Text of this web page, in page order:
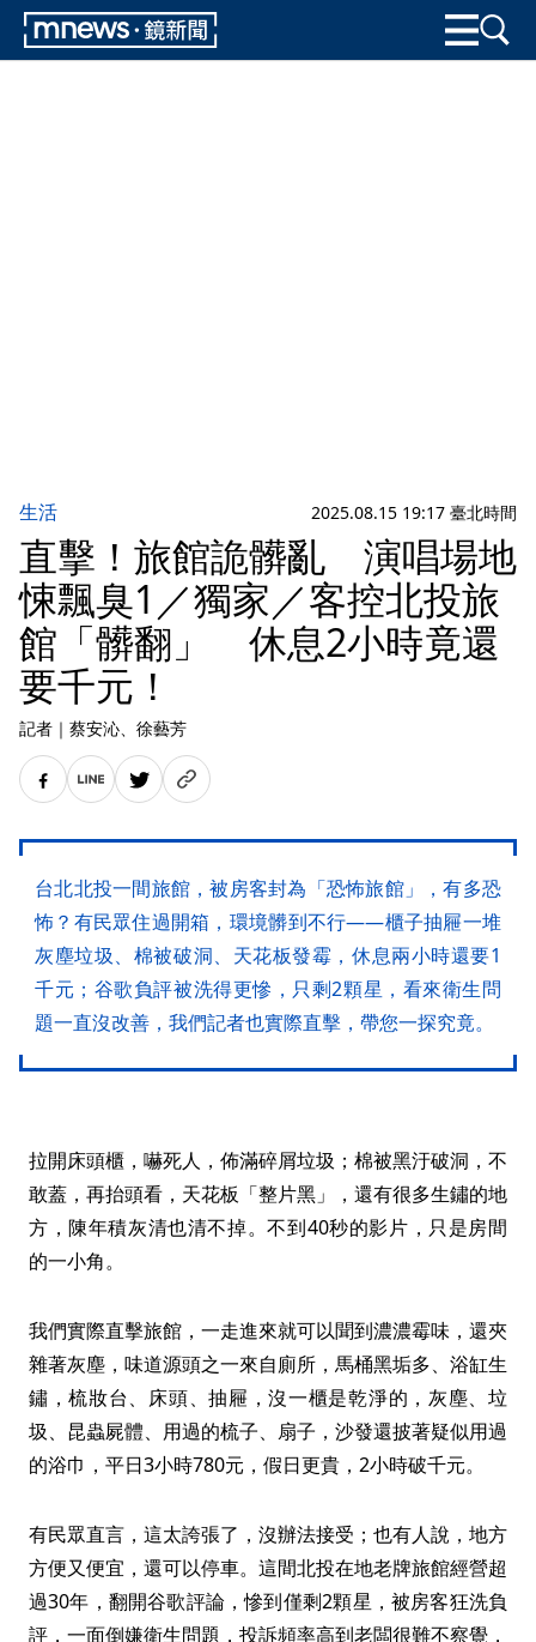
生活 2025.08.15 19:17 臺北時間
直擊！旅館詭髒亂 演唱場地
悚飄臭1／獨家／客控北投旅
館「髒翻」 休息2小時竟還
要千元！
記者 ｜ 蔡安沁、徐藝芳
台北北投一間旅館，被房客封為「恐怖旅館」，有多恐
怖？有民眾住過開箱，環境髒到不行——櫃子抽屜一堆
灰塵垃圾、棉被破洞、天花板發霉，休息兩小時還要1
千元；谷歌負評被洗得更慘，只剩2顆星，看來衛生問
題一直沒改善，我們記者也實際直擊，帶您一探究竟。
拉開床頭櫃，嚇死人，佈滿碎屑垃圾；棉被黑汙破洞，不
敢蓋，再抬頭看，天花板「整片黑」，還有很多生鏽的地
方，陳年積灰清也清不掉。不到40秒的影片，只是房間
的一小角。
我們實際直擊旅館，一走進來就可以聞到濃濃霉味，還夾
雜著灰塵，味道源頭之一來自廁所，馬桶黑垢多、浴缸生
鏽，梳妝台、床頭、抽屜，沒一櫃是乾淨的，灰塵、垃
圾、昆蟲屍體、用過的梳子、扇子，沙發還披著疑似用過
的浴巾，平日3小時780元，假日更貴，2小時破千元。
有民眾直言，這太誇張了，沒辦法接受；也有人說，地方
方便又便宜，還可以停車。這間北投在地老牌旅館經營超
過30年，翻開谷歌評論，慘到僅剩2顆星，被房客狂洗負
評，一面倒嫌衛生問題，投訴頻率高到老闆很難不察覺，